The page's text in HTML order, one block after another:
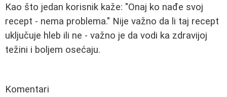
Kao što jedan korisnik kaže: "Onaj ko nađe svoj
recept - nema problema." Nije važno da li taj recept
uključuje hleb ili ne - važno je da vodi ka zdravijoj
težini i boljem osećaju.
Komentari